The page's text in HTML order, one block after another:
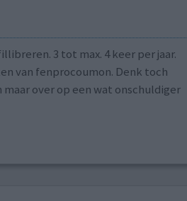
3 tot max. 4 keer per jaar.
van fenprocoumon. Denk toch
maar over op een wat onschuldiger